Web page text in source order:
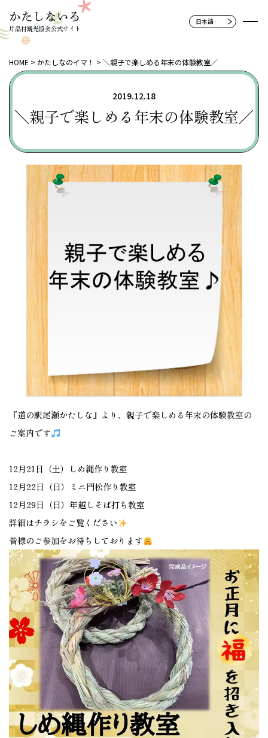
片品村観光協会公式サイト
HOME かたしなのイマ！ ＼親子で楽しめる年末の体験教室／
2019.12.18
＼親子で楽しめる年末の体験教室／
『道の駅尾瀬かたしな』より、親子で楽しめる年末の体験教室の
ご案内です
12月21日（土）しめ縄作り教室
12月22日（日）ミニ門松作り教室
12月29日（日）年越しそば打ち教室
詳細はチラシをご覧ください
皆様のご参加をお待ちしております